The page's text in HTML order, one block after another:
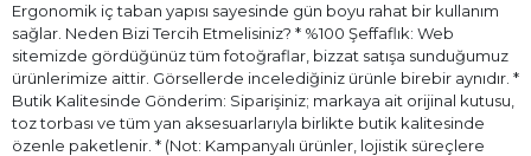
Ergonomik iç taban yapısı sayesinde gün boyu rahat bir kullanım
sağlar. Neden Bizi Tercih Etmelisiniz? * %100 Şeffaflık: Web
sitemizde gördüğünüz tüm fotoğraflar, bizzat satışa sunduğumuz
ürünlerimize aittir. Görsellerde incelediğiniz ürünle birebir aynıdır. *
Butik Kalitesinde Gönderim: Siparişiniz; markaya ait orijinal kutusu,
toz torbası ve tüm yan aksesuarlarıyla birlikte butik kalitesinde
özenle paketlenir. * (Not: Kampanyalı ürünler, lojistik süreçlere